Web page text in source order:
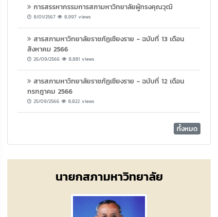
การสรรหากรรมการสภามหาวิทยาลัยผู้ทรงคุณวุฒิ
8/01/2567 8,997 views
สารสภามหาวิทยาลัยราชภัฏเชียงราย - ฉบับที่ 13 เดือน
สิงหาคม 2566
26/09/2566 8,881 views
สารสภามหาวิทยาลัยราชภัฏเชียงราย - ฉบับที่ 12 เดือน
กรกฎาคม 2566
25/09/2566 8,822 views
ทั้งหมด
นายกสภามหาวิทยาลัย